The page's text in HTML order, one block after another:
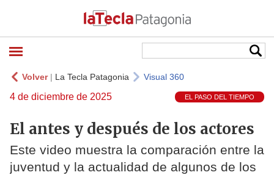
Volver| La Tecla Patagonia Visual 360
4 de diciembre de 2025 EL PASO DEL TIEMPO
El antes y después de los actores
Este video muestra la comparación entre la
juventud y la actualidad de algunos de los